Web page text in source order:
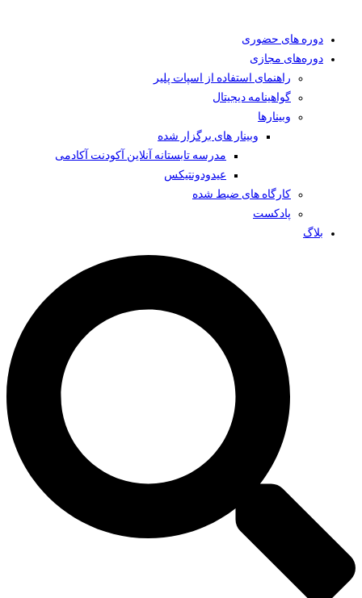
دوره های حضوری
دوره‌های مجازی
راهنمای استفاده از اسپات پلیر
گواهینامه دیجیتال
وبینار‌ها
وبینار های برگزار شده
مدرسه تابستانه آنلاین آکودنت آکادمی
عیدودونتیکس
کارگاه های ضبط شده
پادکست
بلاگ